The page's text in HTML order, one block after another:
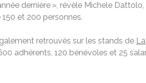
dernière », révèle Michele
150 et 200 personnes.
retrouvés sur les stands de
adhérents, 120 bénévoles et 25